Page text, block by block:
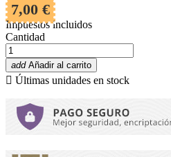
7,00 €
Impuestos incluidos
Cantidad
add Añadir al carrito
 Últimas unidades en stock